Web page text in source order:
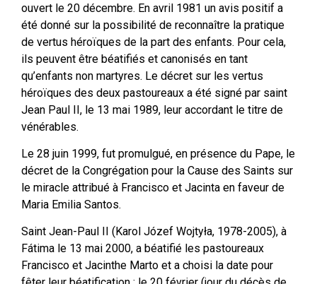
ouvert le 20 décembre. En avril 1981 un avis positif a
été donné sur la possibilité de reconnaître la pratique
de vertus héroïques de la part des enfants. Pour cela,
ils peuvent être béatifiés et canonisés en tant
qu’enfants non martyres. Le décret sur les vertus
héroïques des deux pastoureaux a été signé par saint
Jean Paul II, le 13 mai 1989, leur accordant le titre de
vénérables.
Le 28 juin 1999, fut promulgué, en présence du Pape, le
décret de la Congrégation pour la Cause des Saints sur
le miracle attribué à Francisco et Jacinta en faveur de
Maria Emilia Santos.
Saint Jean-Paul II (Karol Józef Wojtyła, 1978-2005), à
Fátima le 13 mai 2000, a béatifié les pastoureaux
Francisco et Jacinthe Marto et a choisi la date pour